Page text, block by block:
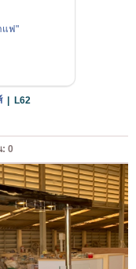
แฟ"
| L62
: 0